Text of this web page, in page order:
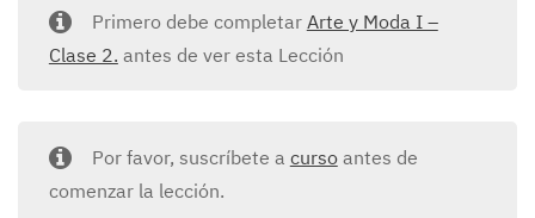
Primero debe completar Arte y Moda I –
Clase 2. antes de ver esta Lección
Por favor, suscríbete a cursoantes de
comenzar la lección.